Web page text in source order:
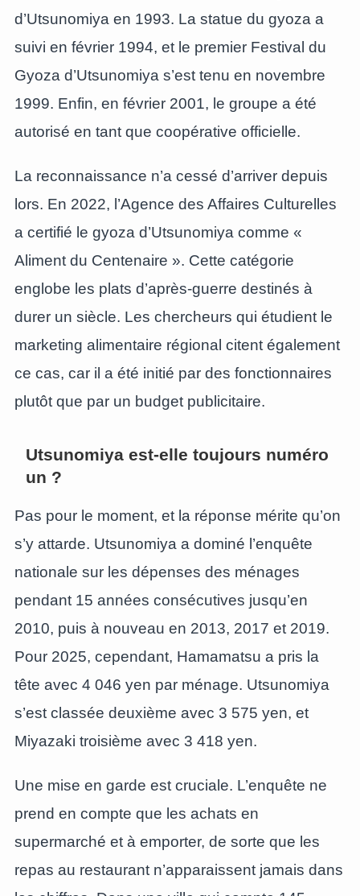
d’Utsunomiya en 1993. La statue du gyoza a
suivi en février 1994, et le premier Festival du
Gyoza d’Utsunomiya s’est tenu en novembre
1999. Enfin, en février 2001, le groupe a été
autorisé en tant que coopérative officielle.
La reconnaissance n’a cessé d’arriver depuis
lors. En 2022, l’Agence des Affaires Culturelles
a certifié le gyoza d’Utsunomiya comme «
Aliment du Centenaire ». Cette catégorie
englobe les plats d’après-guerre destinés à
durer un siècle. Les chercheurs qui étudient le
marketing alimentaire régional citent également
ce cas, car il a été initié par des fonctionnaires
plutôt que par un budget publicitaire.
Utsunomiya est-elle toujours numéro
un ?
Pas pour le moment, et la réponse mérite qu’on
s’y attarde. Utsunomiya a dominé l’enquête
nationale sur les dépenses des ménages
pendant 15 années consécutives jusqu’en
2010, puis à nouveau en 2013, 2017 et 2019.
Pour 2025, cependant, Hamamatsu a pris la
tête avec 4 046 yen par ménage. Utsunomiya
s’est classée deuxième avec 3 575 yen, et
Miyazaki troisième avec 3 418 yen.
Une mise en garde est cruciale. L’enquête ne
prend en compte que les achats en
supermarché et à emporter, de sorte que les
repas au restaurant n’apparaissent jamais dans